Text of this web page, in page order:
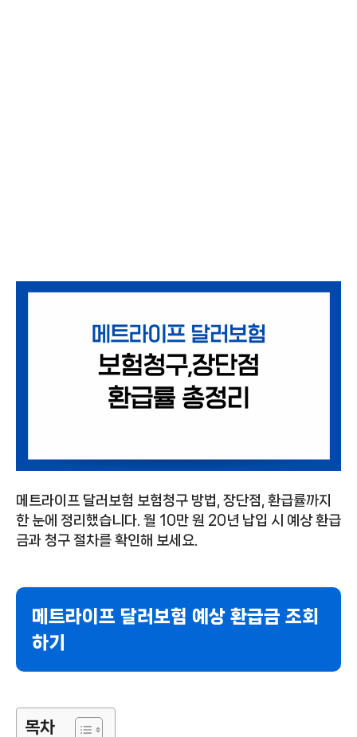
메트라이프 달러보험 보험청구 방법, 장단점, 환급률까지
한 눈에 정리했습니다. 월 10만 원 20년 납입 시 예상 환급
금과 청구 절차를 확인해 보세요.
메트라이프 달러보험 예상 환급금 조회
하기
목차